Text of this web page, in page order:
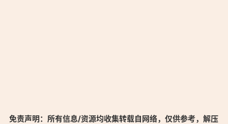
免责声明：所有信息/资源均收集转载自网络，仅供参考，解压